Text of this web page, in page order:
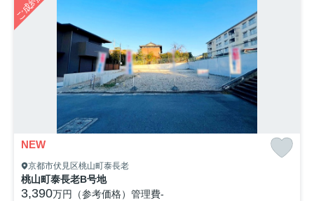
NEW
京都市伏見区桃山町泰長老
桃山町泰長老B号地
3,390万円（参考価格） 管理費-